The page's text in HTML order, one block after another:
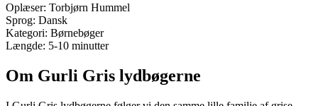
Oplæser: Torbjørn Hummel
Sprog: Dansk
Kategori: Børnebøger
Længde: 5-10 minutter
Om Gurli Gris lydbøgerne